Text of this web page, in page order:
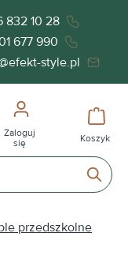
832 10 28
677 990
style.pl
na liście
Zaloguj
się
Koszyk
przedszkolne